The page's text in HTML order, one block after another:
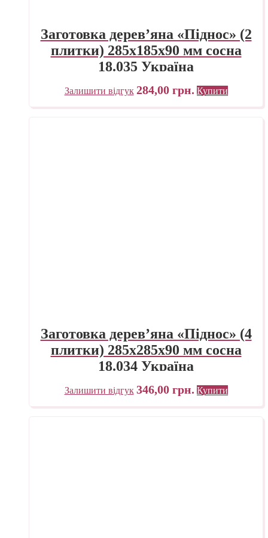
Заготовка дерев’яна «Піднос» (2
плитки) 285х185х90 мм сосна
18.035 Україна
Залишити відгук 284,00 грн. Купити
Заготовка дерев’яна «Піднос» (4
плитки) 285х285х90 мм сосна
18.034 Україна
Залишити відгук 346,00 грн. Купити